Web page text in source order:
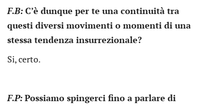
F.B: C’è dunque per te una continuità tra
questi diversi movimenti o momenti di una
stessa tendenza insurrezionale?
Si, certo.
F.P: Possiamo spingerci fino a parlare di